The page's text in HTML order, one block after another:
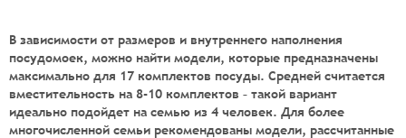
В зависимости от размеров и внутреннего наполнения
посудомоек, можно найти модели, которые предназначены
максимально для 17 комплектов посуды. Средней считается
вместительность на 8-10 комплектов – такой вариант
идеально подойдет на семью из 4 человек. Для более
многочисленной семьи рекомендованы модели, рассчитанные